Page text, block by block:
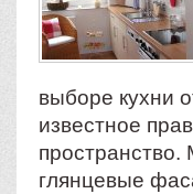
выборе кухни
известное
глянцевые